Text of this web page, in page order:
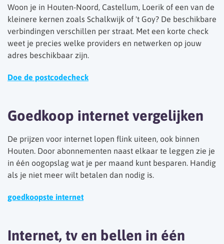
Woon je in Houten-Noord, Castellum, Loerik of een van de
kleinere kernen zoals Schalkwijk of 't Goy? De beschikbare
verbindingen verschillen per straat. Met een korte check
weet je precies welke providers en netwerken op jouw
adres beschikbaar zijn.
Doe de postcodecheck
Goedkoop internet vergelijken
De prijzen voor internet lopen flink uiteen, ook binnen
Houten. Door abonnementen naast elkaar te leggen zie je
in één oogopslag wat je per maand kunt besparen. Handig
als je niet meer wilt betalen dan nodig is.
goedkoopste internet
Internet, tv en bellen in één